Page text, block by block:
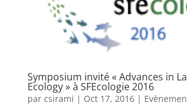
Symposium invité « Advances in
Ecology » à SFEcologie 2016
par csirami | Oct 17, 2016|